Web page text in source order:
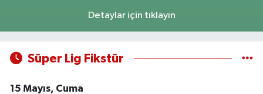
Detaylar için tıklayın
Süper Lig Fikstür
15 Mayıs, Cuma